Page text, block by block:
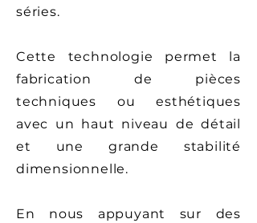
séries.
Cette technologie permet la
fabrication de pièces
techniques ou esthétiques
avec un haut niveau de détail
et une grande stabilité
dimensionnelle.
En nous appuyant sur des